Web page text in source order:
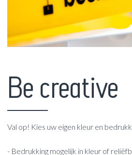
Be creative
Val op! Kies uw eigen kleur en
- Bedrukking mogelijk in kleur of